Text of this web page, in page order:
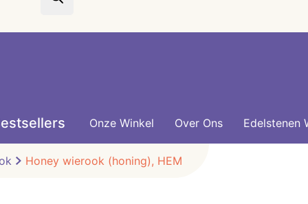
Onze Winkel Over Ons Edelstenen
Honey wierook (honing), HEM